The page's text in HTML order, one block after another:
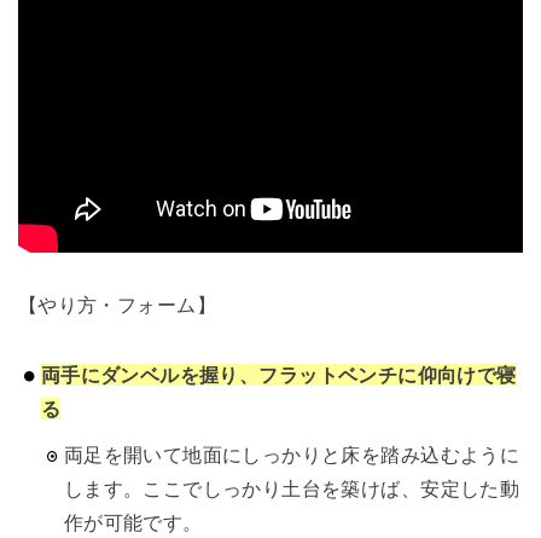
【やり方・フォーム】
両手にダンベルを握り、フラットベンチに仰向けで寝
る
両足を開いて地面にしっかりと床を踏み込むように
します。ここでしっかり土台を築けば、安定した動
作が可能です。